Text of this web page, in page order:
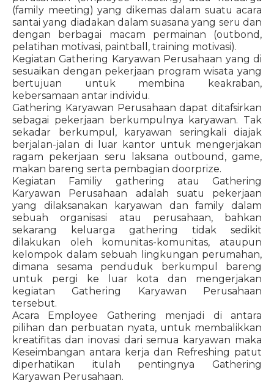
(family meeting) yang dikemas dalam suatu acara
santai yang diadakan dalam suasana yang seru dan
dengan berbagai macam permainan (outbond,
pelatihan motivasi, paintball, training motivasi).
Kegiatan Gathering Karyawan Perusahaan yang di
sesuaikan dengan pekerjaan program wisata yang
bertujuan untuk membina keakraban,
kebersamaan antar individu.
Gathering Karyawan Perusahaan dapat ditafsirkan
sebagai pekerjaan berkumpulnya karyawan. Tak
sekadar berkumpul, karyawan seringkali diajak
berjalan-jalan di luar kantor untuk mengerjakan
ragam pekerjaan seru laksana outbound, game,
makan bareng serta pembagian doorprize.
Kegiatan Familiy gathering atau Gathering
Karyawan Perusahaan adalah suatu pekerjaan
yang dilaksanakan karyawan dan family dalam
sebuah organisasi atau perusahaan, bahkan
sekarang keluarga gathering tidak sedikit
dilakukan oleh komunitas-komunitas, ataupun
kelompok dalam sebuah lingkungan perumahan,
dimana sesama penduduk berkumpul bareng
untuk pergi ke luar kota dan mengerjakan
kegiatan Gathering Karyawan Perusahaan
tersebut.
Acara Employee Gathering menjadi di antara
pilihan dan perbuatan nyata, untuk membalikkan
kreatifitas dan inovasi dari semua karyawan maka
Keseimbangan antara kerja dan Refreshing patut
diperhatikan itulah pentingnya Gathering
Karyawan Perusahaan.